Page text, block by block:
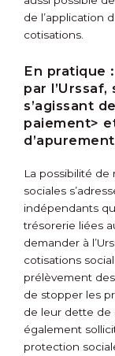
de l’application
cotisations.
En pratique :
par
s’agissant de
paiement>
La possibilité
sociales
indépendants
trésorerie liées
demander à
cotisations
prélèvement
de stopper les
de leur dette de
également
protection